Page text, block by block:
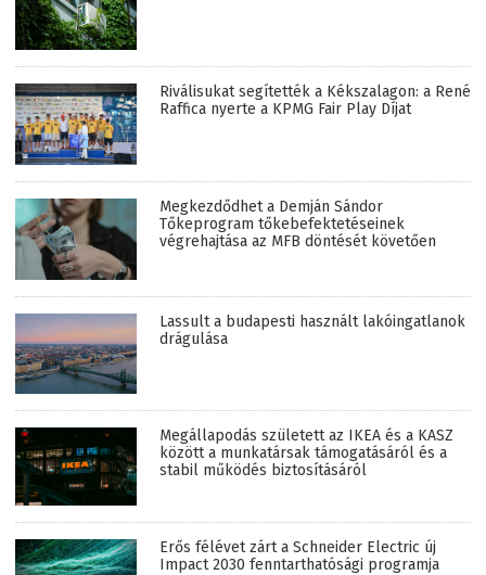
Riválisukat segítették a Kékszalagon: a René
Raffica nyerte a KPMG Fair Play Díjat
Megkezdődhet a Demján Sándor
Tőkeprogram tőkebefektetéseinek
végrehajtása az MFB döntését követően
Lassult a budapesti használt lakóingatlanok
drágulása
Megállapodás született az IKEA és a KASZ
között a munkatársak támogatásáról és a
stabil működés biztosításáról
Erős félévet zárt a Schneider Electric új
Impact 2030 fenntarthatósági programja